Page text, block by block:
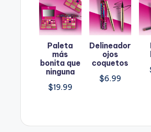
Paleta
más
bonita que
ninguna
$19.99
Delineador
ojos
coquetos
$6.99